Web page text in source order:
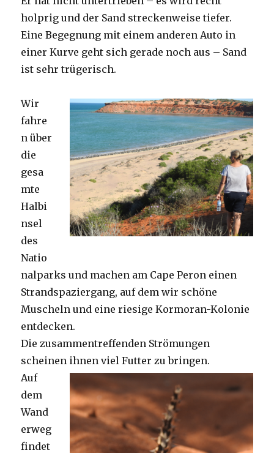
holprig und der Sand streckenweise tiefer.
Eine Begegnung mit einem anderen Auto in
einer Kurve geht sich gerade noch aus – Sand
ist sehr trügerisch.
Wir
fahre
n über
die
gesa
mte
Halbi
nsel
des
Natio
nalparks und machen am Cape Peron einen
Strandspaziergang, auf dem wir schöne
Muscheln und eine riesige Kormoran-Kolonie
entdecken.
Die zusammentreffenden Strömungen
scheinen ihnen viel Futter zu bringen.
Auf
dem
Wand
erweg
findet